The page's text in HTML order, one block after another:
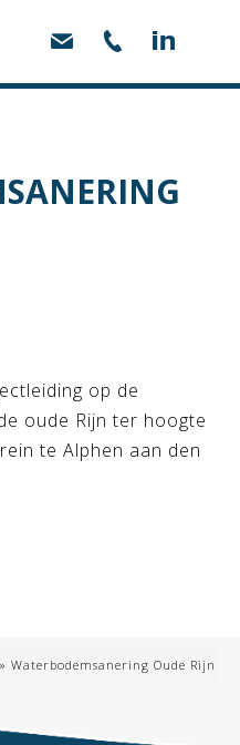
op de
oude Rijn ter hoogte
te Alphen aan den
» Waterbodemsanering Oude Rijn